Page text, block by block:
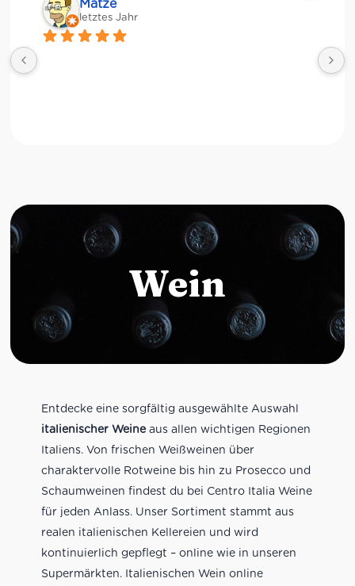
Matze
letztes Jahr
Wein
Entdecke eine sorgfältig ausgewählte Auswahl
italienischer Weineaus allen wichtigen Regionen
Italiens. Von frischen Weißweinen über
charaktervolle Rotweine bis hin zu Prosecco und
Schaumweinen findest du bei Centro Italia Weine
für jeden Anlass. Unser Sortiment stammt aus
realen italienischen Kellereien und wird
kontinuierlich gepflegt – online wie in unseren
Supermärkten. Italienischen Wein online